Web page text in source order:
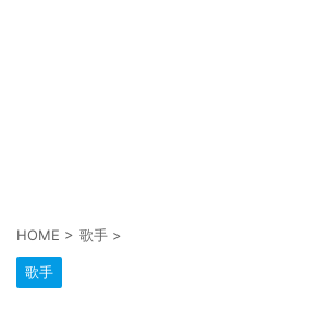
HOME > 歌手 >
歌手